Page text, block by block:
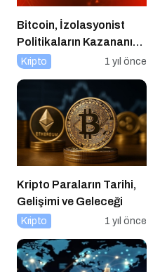
Bitcoin, İzolasyonist
Politikaların Kazananı
Olabilir
Kripto 1 yıl önce
Kripto Paraların Tarihi,
Gelişimi ve Geleceği
Kripto 1 yıl önce